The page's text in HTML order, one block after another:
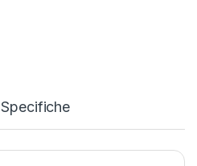
Specifiche